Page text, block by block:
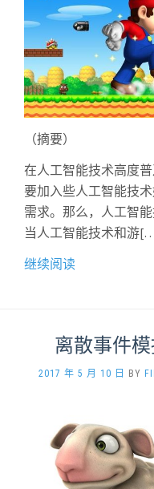
（摘要）
在人工智能技术高度
要加入些人工智能技
需求。那么，人工智
当人工智能技术和游
继续阅读
离散事件
2017 年 5 月 10 日 BY